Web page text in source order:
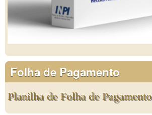
Folha de Pagamento
Planilha de Folha de Pagamento